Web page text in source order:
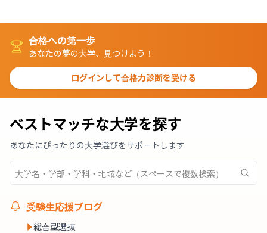
合格への第一歩
あなたの夢の大学、見つけよう！
ログインして合格力診断を受ける
ベストマッチな大学を探す
あなたにぴったりの大学選びをサポートします
受験生応援ブログ
総合型選抜